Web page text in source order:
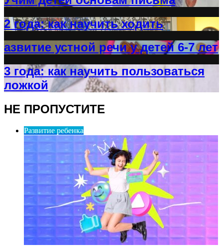
2 года: как научить ходить
азвитие устной речи у детей 6-7 лет
3 года: как научить пользоваться
ложкой
НЕ ПРОПУСТИТЕ
Развитие ребенка